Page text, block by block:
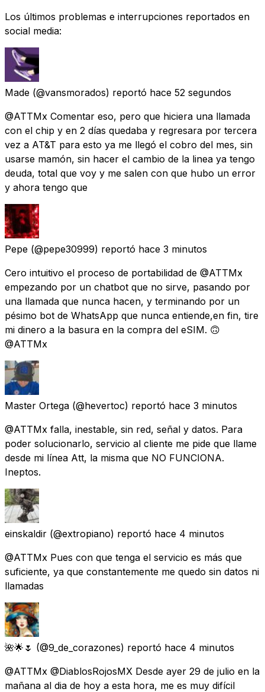
Los últimos problemas e interrupciones reportados en
social media:
Made (@vansmorados) reportó hace 52 segundos
@ATTMx Comentar eso, pero que hiciera una llamada
con el chip y en 2 días quedaba y regresara por tercera
vez a AT&T para esto ya me llegó el cobro del mes, sin
usarse mamón, sin hacer el cambio de la linea ya tengo
deuda, total que voy y me salen con que hubo un error
y ahora tengo que
Pepe (@pepe30999) reportó hace 3 minutos
Cero intuitivo el proceso de portabilidad de @ATTMx
empezando por un chatbot que no sirve, pasando por
una llamada que nunca hacen, y terminando por un
pésimo bot de WhatsApp que nunca entiende,en fin, tire
mi dinero a la basura en la compra del eSIM. 🙃
@ATTMx
Master Ortega (@hevertoc) reportó hace 3 minutos
@ATTMx falla, inestable, sin red, señal y datos. Para
poder solucionarlo, servicio al cliente me pide que llame
desde mi línea Att, la misma que NO FUNCIONA.
Ineptos.
einskaldir (@extropiano) reportó hace 4 minutos
@ATTMx Pues con que tenga el servicio es más que
suficiente, ya que constantemente me quedo sin datos ni
llamadas
🌺🌟🌷 (@9_de_corazones) reportó hace 4 minutos
@ATTMx @DiablosRojosMX Desde ayer 29 de julio en la
mañana al dia de hoy a esta hora, me es muy difícil